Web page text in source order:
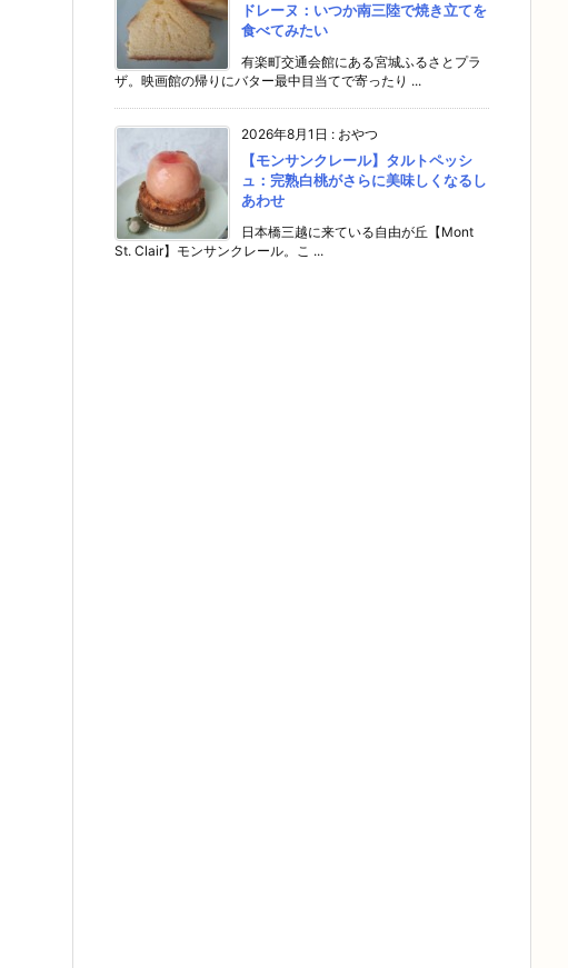
ドレーヌ：いつか南三陸で焼き立てを
食べてみたい
有楽町交通会館にある宮城ふるさとプラ
ザ。映画館の帰りにバター最中目当てで寄ったり ...
2026年8月1日 : おやつ
【モンサンクレール】タルトペッシ
ュ：完熟白桃がさらに美味しくなるし
あわせ
日本橋三越に来ている自由が丘【Mont
St. Clair】モンサンクレール。こ ...